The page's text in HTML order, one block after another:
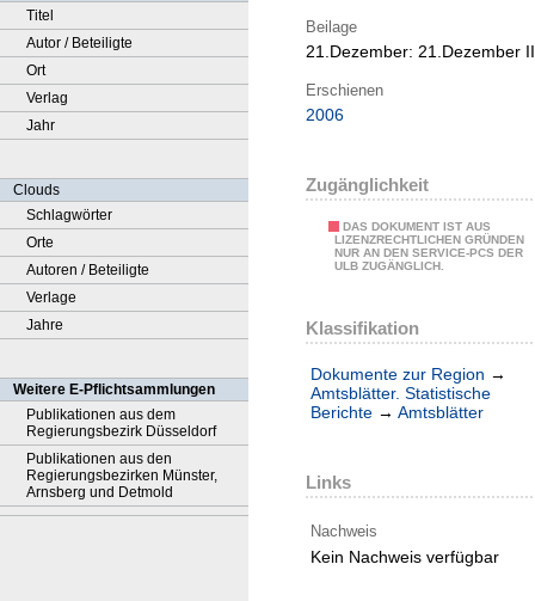
Titel
Autor / Beteiligte
Ort
Verlag
Jahr
Clouds
Schlagwörter
Orte
Autoren / Beteiligte
Verlage
Jahre
Weitere E-Pflichtsammlungen
Publikationen aus dem
Regierungsbezirk Düsseldorf
Publikationen aus den
Regierungsbezirken Münster,
Arnsberg und Detmold
Beilage
21.Dezember: 21.Dezember II
Erschienen
2006
Zugänglichkeit
DAS DOKUMENT IST AUS
LIZENZRECHTLICHEN GRÜNDEN
NUR AN DEN SERVICE-PCS DER
ULB ZUGÄNGLICH.
Klassifikation
Dokumente zur Region →
Amtsblätter. Statistische
Berichte → Amtsblätter
Links
Nachweis
Kein Nachweis verfügbar